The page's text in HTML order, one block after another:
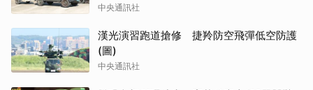
中央通訊社
漢光演習跑道搶修 捷羚防空飛彈低空防護
(圖)
中央通訊社